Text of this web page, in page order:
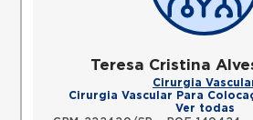
Teresa Cristina
Cirurgia
Cirurgia Vascular Para
Ver todas